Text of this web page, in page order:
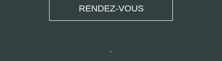
RENDEZ-VOUS